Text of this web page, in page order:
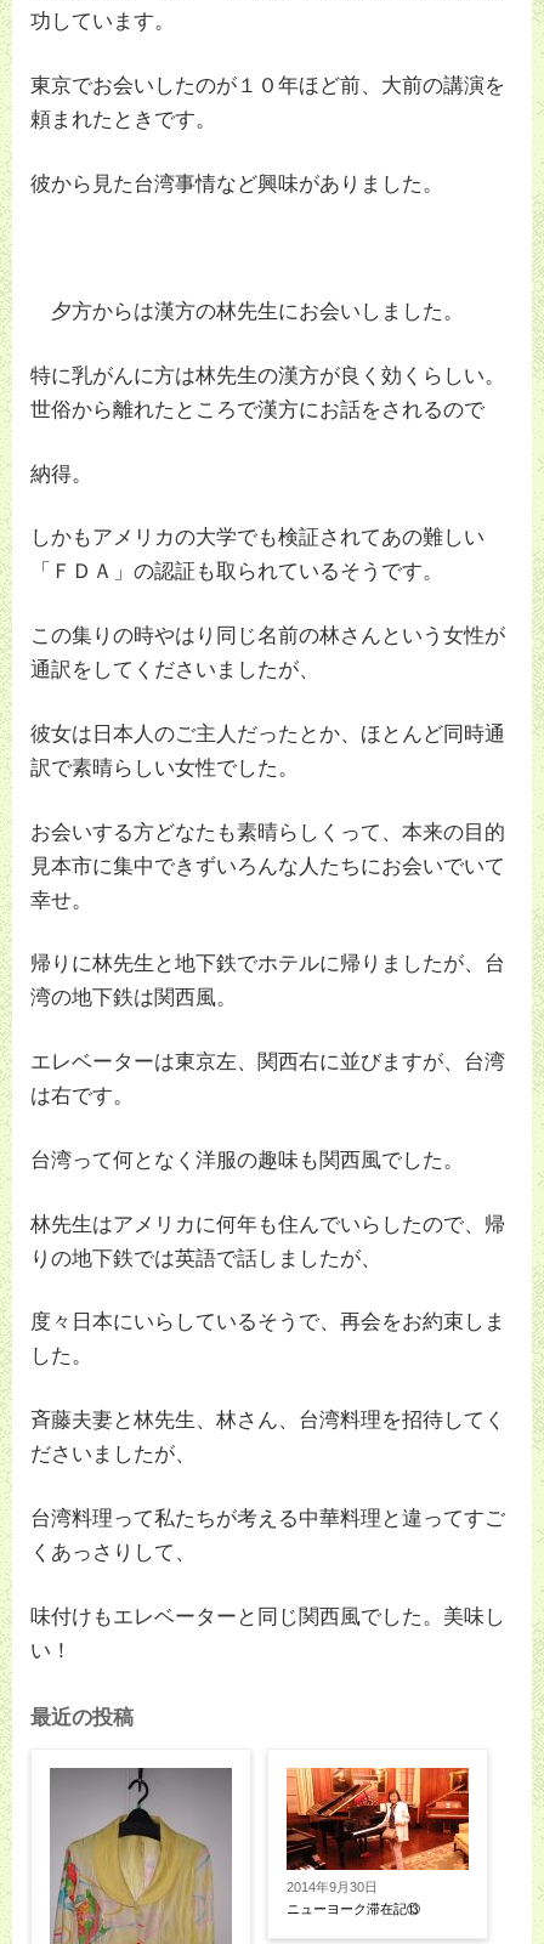
功しています。
東京でお会いしたのが１０年ほど前、大前の講演を
頼まれたときです。
彼から見た台湾事情など興味がありました。
夕方からは漢方の林先生にお会いしました。
特に乳がんに方は林先生の漢方が良く効くらしい。
世俗から離れたところで漢方にお話をされるので
納得。
しかもアメリカの大学でも検証されてあの難しい
「ＦＤＡ」の認証も取られているそうです。
この集りの時やはり同じ名前の林さんという女性が
通訳をしてくださいましたが、
彼女は日本人のご主人だったとか、ほとんど同時通
訳で素晴らしい女性でした。
お会いする方どなたも素晴らしくって、本来の目的
見本市に集中できずいろんな人たちにお会いでいて
幸せ。
帰りに林先生と地下鉄でホテルに帰りましたが、台
湾の地下鉄は関西風。
エレベーターは東京左、関西右に並びますが、台湾
は右です。
台湾って何となく洋服の趣味も関西風でした。
林先生はアメリカに何年も住んでいらしたので、帰
りの地下鉄では英語で話しましたが、
度々日本にいらしているそうで、再会をお約束しま
した。
斉藤夫妻と林先生、林さん、台湾料理を招待してく
ださいましたが、
台湾料理って私たちが考える中華料理と違ってすご
くあっさりして、
味付けもエレベーターと同じ関西風でした。美味し
い！
最近の投稿
2014年9月30日
ニューヨーク滞在記⑬